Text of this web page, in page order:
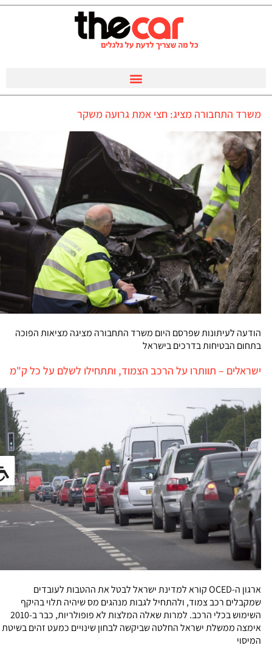
משרד התחבורה מציג: חצי אמת גרועה משקר
הודעה לעיתונות שפרסם היום משרד התחבורה מציגה מציאות הפוכה
בתחום הבטיחות בדרכים בישראל
ישראלים – תוותרו על הרכב הצמוד, ותתחילו לשלם על כל ק"מ
ארגון ה-OCED קורא למדינת ישראל לבטל את ההטבות לעובדים
שמקבלים רכב צמוד, ולהתחיל לגבות מנהגים מס שיהיה תלוי בהיקף
השימוש בכלי הרכב. למרות שאלה המלצות לא פופולריות, כבר ב-2010
אימצה ממשלת ישראל החלטה שביקשה לבחון שינויים כמעט זהים בשיטת
המיסוי